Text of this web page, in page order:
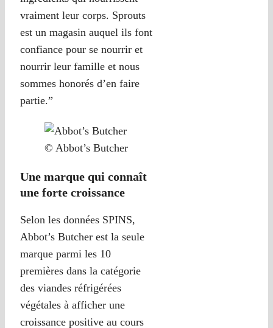
vraiment leur corps. Sprouts
est un magasin auquel ils font
confiance pour se nourrir et
nourrir leur famille et nous
sommes honorés d’en faire
partie.”
© Abbot’s Butcher
Une marque qui connaît
une forte croissance
Selon les données SPINS,
Abbot’s Butcher est la seule
marque parmi les 10
premières dans la catégorie
des viandes réfrigérées
végétales à afficher une
croissance positive au cours